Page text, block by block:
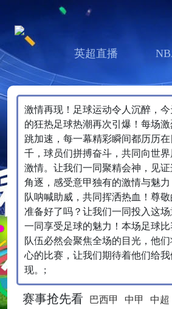
英超直播
激情再现！足球运动令人沉醉，
的狂热足球热潮再次引爆！每场
跳加速，每一幕精彩瞬间都历历
千，球员们拼搏奋斗，共同向世
激情。让我们一同聚精会神，见
角逐，感受意甲独有的激情与魅
队呐喊助威，共同挥洒热血！尊
准备好了吗？让我们一同投入这场
一同享受足球的魅力！本场足球
队伍必然会聚焦全场的目光，他
心的比赛，让我们期待着他们给
现。;
赛事抢先看 巴西甲 中甲 中超